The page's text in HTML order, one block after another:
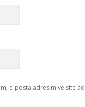
e-posta adresim ve site